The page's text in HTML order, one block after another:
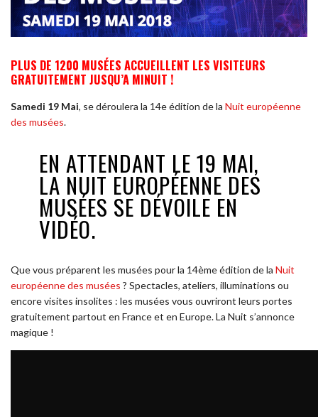
PLUS DE 1200 MUSÉES ACCUEILLENT LES VISITEURS
GRATUITEMENT JUSQU’A MINUIT !
Samedi 19 Mai, se déroulera la 14e édition de la Nuit européenne
des musées.
EN ATTENDANT LE 19 MAI,
LA NUIT EUROPÉENNE DES
MUSÉES SE DÉVOILE EN
VIDÉO.
Que vous préparent les musées pour la 14ème édition de la Nuit
européenne des musées ? Spectacles, ateliers, illuminations ou
encore visites insolites : les musées vous ouvriront leurs portes
gratuitement partout en France et en Europe. La Nuit s’annonce
magique !